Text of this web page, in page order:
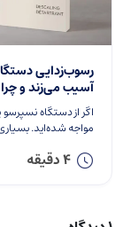
رسوب‌زدایی
آسیب می‌زند و
مواجه شده‌اید. بسیاری
4 دقیقه